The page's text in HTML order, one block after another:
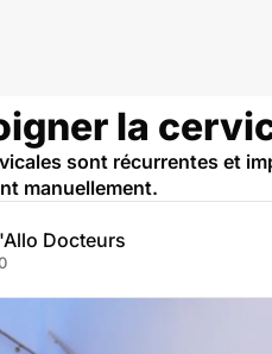
la
sont récurrentes et
manuellement.
Docteurs